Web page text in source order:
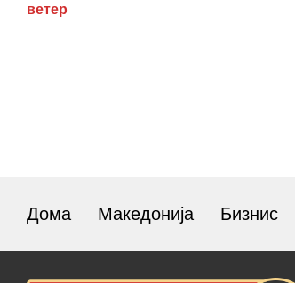
ветер
Дома Македонија Бизнис